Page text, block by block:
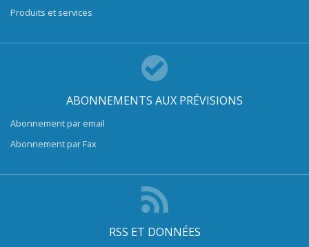
Produits et services
ABONNEMENTS AUX PRÉVISIONS
Abonnement par email
Abonnement par Fax
RSS ET DONNÉES